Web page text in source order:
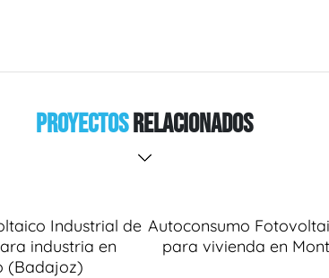
ProyectosRelacionados
Industrial de
industria en
(Badajoz)
Autoconsumo
para vivienda en